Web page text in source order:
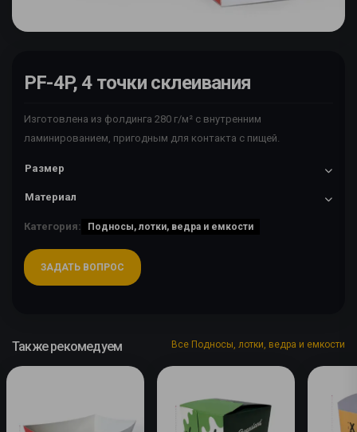
PF-4P, 4 точки склеивания
Изготовлена из фолдинга 280 г/м² с внутренним
ламинированием, пригодным для контакта с пищей.
Размер
Материал
Категория: Подносы, лотки, ведра и емкости
ЗАДАТЬ ВОПРОС
Также рекомедуем Все Подносы, лотки, ведра и емкости